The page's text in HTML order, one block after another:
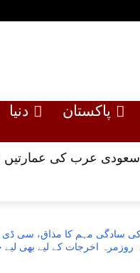
پاکستان دنیا
سعودی عرب کی عمارتیں